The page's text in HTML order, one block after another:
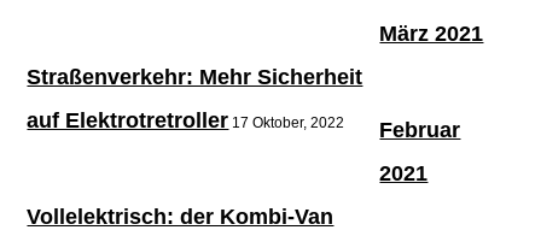
Straßenverkehr: Mehr Sicherheit
auf Elektrotretroller 17 Oktober, 2022
Vollelektrisch: der Kombi-Van
März 2021
Februar
2021